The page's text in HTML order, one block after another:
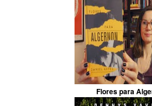
Flores para